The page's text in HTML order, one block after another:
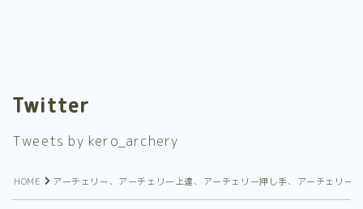
Follow Me
Twitter
Tweets by kero_archery
HOME アーチェリー、アーチェリー上達、アーチェリー押し手、アーチェリー